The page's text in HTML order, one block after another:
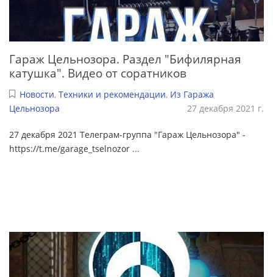
Гараж Цельнозора. Раздел "Бифилярная
катушка". Видео от соратников
Новости, Техники и рекомендации, Из Гаража
Цельнозора
27 декабря 2021 г.
27 декабря 2021 Телеграм-группа "Гараж Цельнозора" -
https://t.me/garage_tselnozor ...